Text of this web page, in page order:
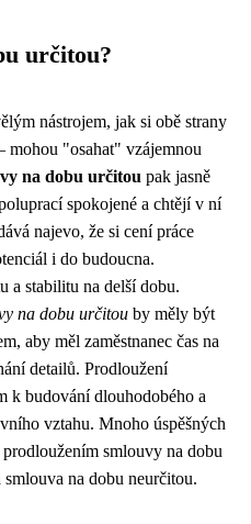
určitou?
nástrojem, jak si obě strany
mohou "osahat" vzájemnou
na dobu určitou pak jasně
spokojené a chtějí v ní
najevo, že si cení práce
i do budoucna.
a stabilitu na delší dobu.
na dobu určitou by měly být
aby měl zaměstnanec čas na
detailů. Prodloužení
k budování dlouhodobého a
vztahu. Mnoho úspěšných
smlouvy na dobu
na dobu neurčitou.